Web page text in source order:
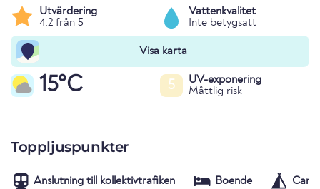
Utvärdering
4.2 från 5
Vattenkvalitet
Inte betygsatt
Visa karta
15°C 5
UV-exponering
Måttlig risk
Toppljuspunkter
Anslutning till kollektivtrafiken Boende